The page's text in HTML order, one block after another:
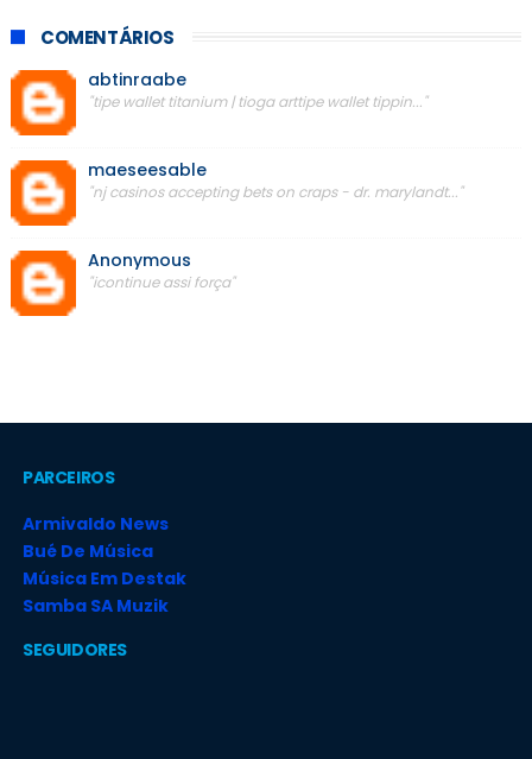
COMENTÁRIOS
abtinraabe
"tipe wallet titanium | tioga arttipe wallet tippin..."
maeseesable
"nj casinos accepting bets on craps - dr. marylandt..."
Anonymous
"icontinue assi força"
PARCEIROS
Armivaldo News
Bué De Música
Música Em Destak
Samba SA Muzik
SEGUIDORES